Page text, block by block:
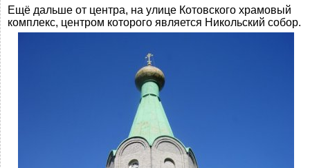
Ещё дальше от центра, на улице Котовского храмовый
комплекс, центром которого является Никольский собор.